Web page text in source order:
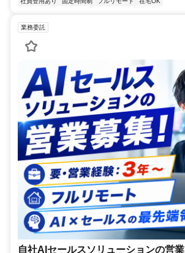
業務委託
自社AIセールスソリューションの営業